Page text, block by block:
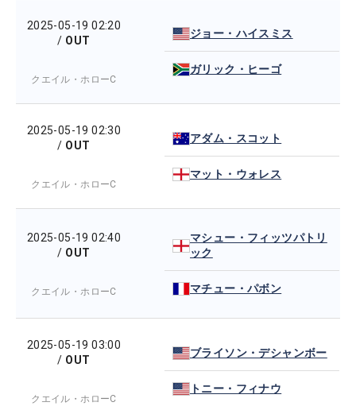
2025-05-19 02:20
/ OUT
クエイル・ホローC
ジョー・ハイスミス
ガリック・ヒーゴ
2025-05-19 02:30
/ OUT
クエイル・ホローC
アダム・スコット
マット・ウォレス
2025-05-19 02:40
/ OUT
クエイル・ホローC
マシュー・フィッツパトリ
ック
マチュー・パボン
2025-05-19 03:00
/ OUT
クエイル・ホローC
ブライソン・デシャンボー
トニー・フィナウ